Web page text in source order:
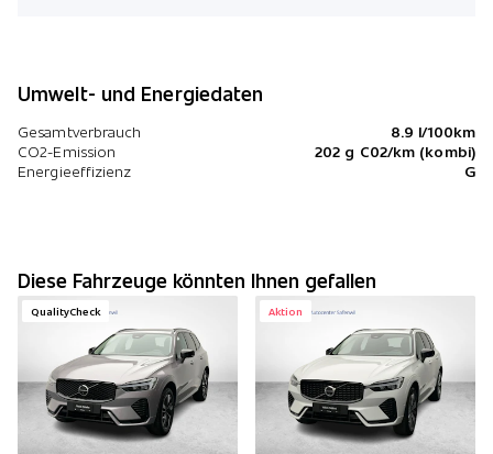
Umwelt- und Energiedaten
Gesamtverbrauch
8.9 l/100km
CO2-Emission
202 g C02/km (kombi)
Energieeffizienz
G
Diese Fahrzeuge könnten Ihnen gefallen
QualityCheck Aktion